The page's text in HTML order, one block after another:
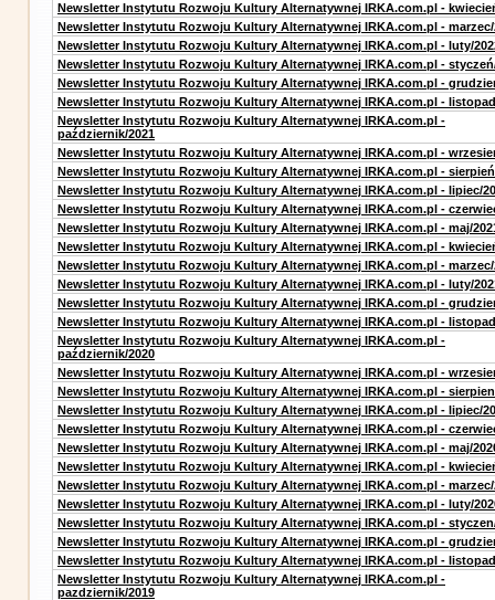
Newsletter Instytutu Rozwoju Kultury Alternatywnej IRKA.com.pl -
Newsletter Instytutu Rozwoju Kultury Alternatywnej IRKA.com.pl - marzec/
Newsletter Instytutu Rozwoju Kultury Alternatywnej IRKA.com.pl - luty/
Newsletter Instytutu Rozwoju Kultury Alternatywnej IRKA.com.pl -
Newsletter Instytutu Rozwoju Kultury Alternatywnej IRKA.com.pl -
Newsletter Instytutu Rozwoju Kultury Alternatywnej IRKA.com.pl -
Newsletter Instytutu Rozwoju Kultury Alternatywnej IRKA.com.pl -
październik/2021
Newsletter Instytutu Rozwoju Kultury Alternatywnej IRKA.com.pl -
Newsletter Instytutu Rozwoju Kultury Alternatywnej IRKA.com.pl -
Newsletter Instytutu Rozwoju Kultury Alternatywnej IRKA.com.pl - lipiec/
Newsletter Instytutu Rozwoju Kultury Alternatywnej IRKA.com.pl -
Newsletter Instytutu Rozwoju Kultury Alternatywnej IRKA.com.pl - maj/
Newsletter Instytutu Rozwoju Kultury Alternatywnej IRKA.com.pl -
Newsletter Instytutu Rozwoju Kultury Alternatywnej IRKA.com.pl - marzec/
Newsletter Instytutu Rozwoju Kultury Alternatywnej IRKA.com.pl - luty/
Newsletter Instytutu Rozwoju Kultury Alternatywnej IRKA.com.pl -
Newsletter Instytutu Rozwoju Kultury Alternatywnej IRKA.com.pl -
Newsletter Instytutu Rozwoju Kultury Alternatywnej IRKA.com.pl -
październik/2020
Newsletter Instytutu Rozwoju Kultury Alternatywnej IRKA.com.pl -
Newsletter Instytutu Rozwoju Kultury Alternatywnej IRKA.com.pl -
Newsletter Instytutu Rozwoju Kultury Alternatywnej IRKA.com.pl - lipiec/
Newsletter Instytutu Rozwoju Kultury Alternatywnej IRKA.com.pl -
Newsletter Instytutu Rozwoju Kultury Alternatywnej IRKA.com.pl - maj/
Newsletter Instytutu Rozwoju Kultury Alternatywnej IRKA.com.pl -
Newsletter Instytutu Rozwoju Kultury Alternatywnej IRKA.com.pl - marzec/
Newsletter Instytutu Rozwoju Kultury Alternatywnej IRKA.com.pl - luty/
Newsletter Instytutu Rozwoju Kultury Alternatywnej IRKA.com.pl -
Newsletter Instytutu Rozwoju Kultury Alternatywnej IRKA.com.pl -
Newsletter Instytutu Rozwoju Kultury Alternatywnej IRKA.com.pl -
Newsletter Instytutu Rozwoju Kultury Alternatywnej IRKA.com.pl -
pazdziernik/2019